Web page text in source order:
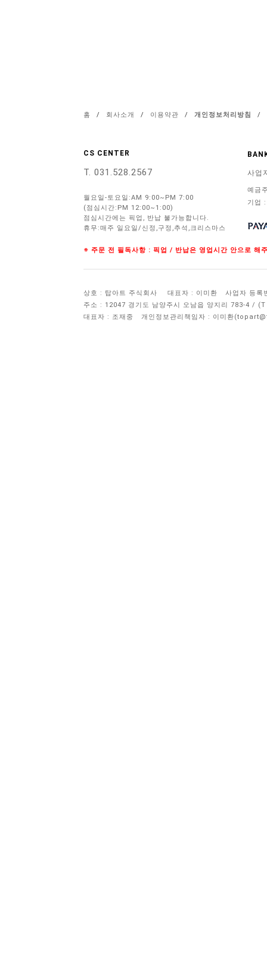
홈 / 회사소개 / 이용약관 / 개인정보처리방침 /
CS CENTER
T. 031.528.2567
월요일-토요일:AM 9:00~PM 7:00
(점심시간:PM 12:00~1:00)
점심시간에는 픽업, 반납 불가능합니다.
휴무:매주 일요일/신정,구정,추석,크리스마스
사업
예금
기업
※ 주문 전 필독사항 : 픽업 / 반납은 영업시간 안으로 해
상호 : 탑아트 주식회사 대표자 : 이미환
사업자 등록
주소 : 12047 경기도 남양주시 오남읍 양지리 783-4 /
대표자 : 조재중
개인정보관리책임자 : 이미환